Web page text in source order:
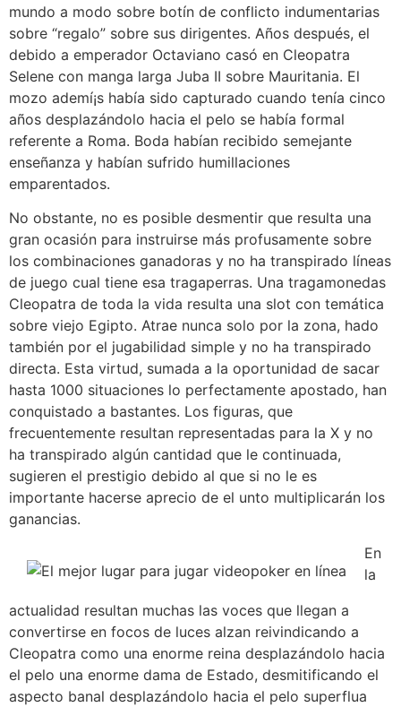
mundo a modo sobre botín de conflicto indumentarias
sobre “regalo” sobre sus dirigentes. Años después, el
debido a emperador Octaviano casó en Cleopatra
Selene con manga larga Juba II sobre Mauritania. El
mozo ademí¡s había sido capturado cuando tenía cinco
años desplazándolo hacia el pelo se había formal
referente a Roma. Boda habían recibido semejante
enseñanza y habían sufrido humillaciones
emparentados.
No obstante, no es posible desmentir que resulta una
gran ocasión para instruirse más profusamente sobre
los combinaciones ganadoras y no ha transpirado líneas
de juego cual tiene esa tragaperras. Una tragamonedas
Cleopatra de toda la vida resulta una slot con temática
sobre viejo Egipto. Atrae nunca solo por la zona, hado
también por el jugabilidad simple y no ha transpirado
directa. Esta virtud, sumada a la oportunidad de sacar
hasta 1000 situaciones lo perfectamente apostado, han
conquistado a bastantes. Los figuras, que
frecuentemente resultan representadas para la X y no
ha transpirado algún cantidad que le continuada,
sugieren el prestigio debido al que si no le es
importante hacerse aprecio de el unto multiplicarán los
ganancias.
En
la
actualidad resultan muchas las voces que llegan a
convertirse en focos de luces alzan reivindicando a
Cleopatra como una enorme reina desplazándolo hacia
el pelo una enorme dama de Estado, desmitificando el
aspecto banal desplazándolo hacia el pelo superflua